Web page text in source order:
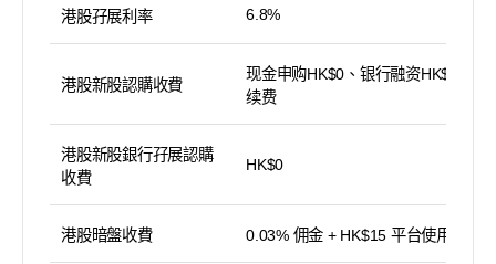
港股孖展利率 6.8%
港股新股認購收費
现金申购HK$0、银行融资HK$100手
续费
港股新股銀行孖展認購
收費
HK$0
港股暗盤收費 0.03% 佣金 + HK$15 平台使用費